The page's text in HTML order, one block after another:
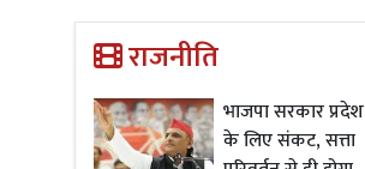
राजनीति
भाजपा सरकार प्रदेश
के लिए संकट, सत्ता